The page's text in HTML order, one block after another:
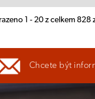
1 - 20 z celkem 828
Chcete být